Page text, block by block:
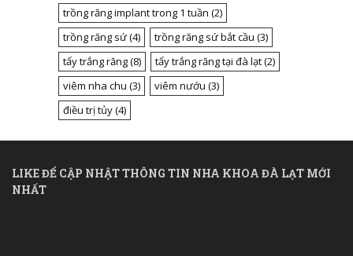
trồng răng implant trong 1 tuần (2)
trồng răng sứ(4) trồng răng sứ bắt cầu (3)
tẩy trắng răng(8) tẩy trắng răng tại đà lạt(2)
viêm nha chu (3) viêm nướu (3)
điều trị tủy(4)
LIKE ĐỂ CẬP NHẬT THÔNG TIN NHA KHOA ĐÀ LẠT MỚI
NHẤT